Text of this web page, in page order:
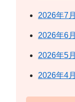
2026年7月
2026年6月
2026年5月
2026年4月